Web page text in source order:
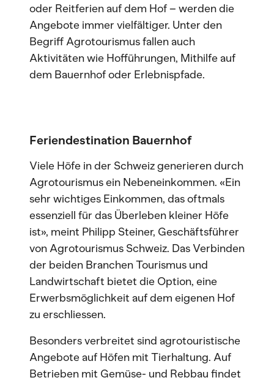
oder Reitferien auf dem Hof – werden die
Angebote immer vielfältiger. Unter den
Begriff Agrotourismus fallen auch
Aktivitäten wie Hofführungen, Mithilfe auf
dem Bauernhof oder Erlebnispfade.
Feriendestination Bauernhof
Viele Höfe in der Schweiz generieren durch
Agrotourismus ein Nebeneinkommen. «Ein
sehr wichtiges Einkommen, das oftmals
essenziell für das Überleben kleiner Höfe
ist», meint Philipp Steiner, Geschäftsführer
von Agrotourismus Schweiz. Das Verbinden
der beiden Branchen Tourismus und
Landwirtschaft bietet die Option, eine
Erwerbsmöglichkeit auf dem eigenen Hof
zu erschliessen.
Besonders verbreitet sind agrotouristische
Angebote auf Höfen mit Tierhaltung. Auf
Betrieben mit Gemüse- und Rebbau findet